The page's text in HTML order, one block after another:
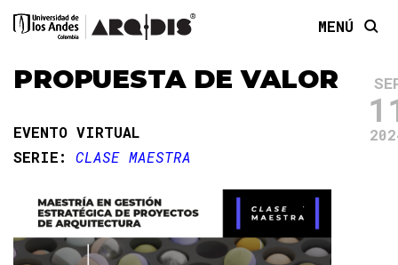
MENÚ
PROPUESTA DE VALOR
EVENTO VIRTUAL
SERIE: CLASE MAESTRA